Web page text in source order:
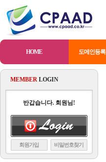
HOME 도메인등록
MEMBER LOGIN
반갑습니다. 회원님!
회원가입 비밀번호찾기